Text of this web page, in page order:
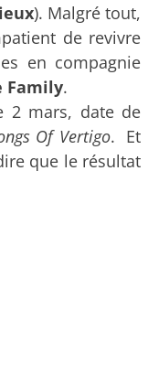
). Malgré tout,
de revivre
en compagnie
Family.
2 mars, date de
Of Vertigo. Et
que le résultat